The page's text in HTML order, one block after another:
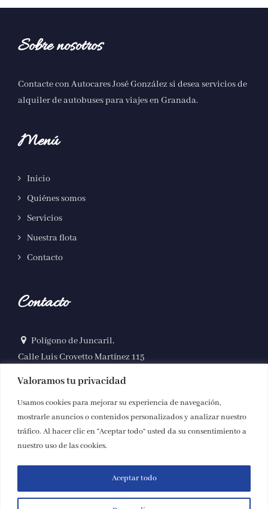
Valoramos tu privacidad
Usamos cookies para mejorar su experiencia de navegación,
mostrarle anuncios o contenidos personalizados y analizar nuestro
tráfico. Al hacer clic en “Aceptar todo” usted da su consentimiento a
nuestro uso de las cookies.
Aceptar todo
Sobre nosotros
Contacte con Autocares José González si desea servicios de
alquiler de autobuses para viajes en Granada.
Menú
Inicio
Quiénes somos
Servicios
Nuestra flota
Contacto
Contacto
Polígono de Juncaril,
Calle Luis Crovetto Martínez 115
958 490 164
info@autocaresjosegonzalez.com
© Copyright 2025 | Autocares José González |
Privacidad|Accesibilidad